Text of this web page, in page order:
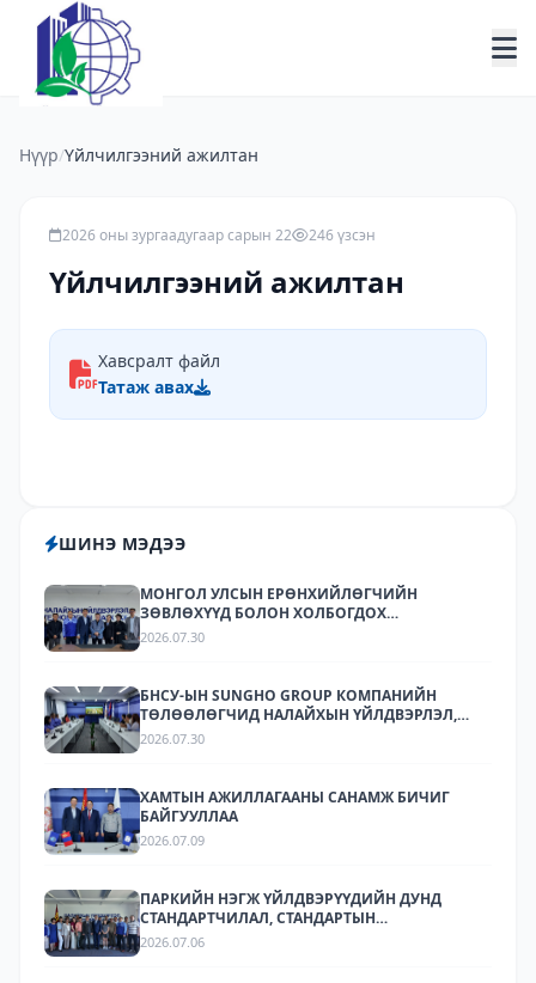
Нүүр/Үйлчилгээний ажилтан
2026 оны зургаадугаар сарын 22 246 үзсэн
Үйлчилгээний ажилтан
Хавсралт файл
Татаж авах
ШИНЭ МЭДЭЭ
МОНГОЛ УЛСЫН ЕРӨНХИЙЛӨГЧИЙН
ЗӨВЛӨХҮҮД БОЛОН ХОЛБОГДОХ
БАЙГУУЛЛАГУУДЫН ТӨЛӨӨЛӨЛ НАЛАЙХЫН
2026.07.30
БНСУ-ЫН SUNGHO GROUP КОМПАНИЙН
ТӨЛӨӨЛӨГЧИД НАЛАЙХЫН ҮЙЛДВЭРЛЭЛ,
ТЕХНОЛОГИЙН ПАРКТ АЖИЛЛАЛАА.
2026.07.30
ХАМТЫН АЖИЛЛАГААНЫ САНАМЖ БИЧИГ
БАЙГУУЛЛАА
2026.07.09
ПАРКИЙН НЭГЖ ҮЙЛДВЭРҮҮДИЙН ДУНД
СТАНДАРТЧИЛАЛ, СТАНДАРТЫН
ХЭРЭГЖИЛТИЙН ТАЛААР СУРГАЛТ,
2026.07.06